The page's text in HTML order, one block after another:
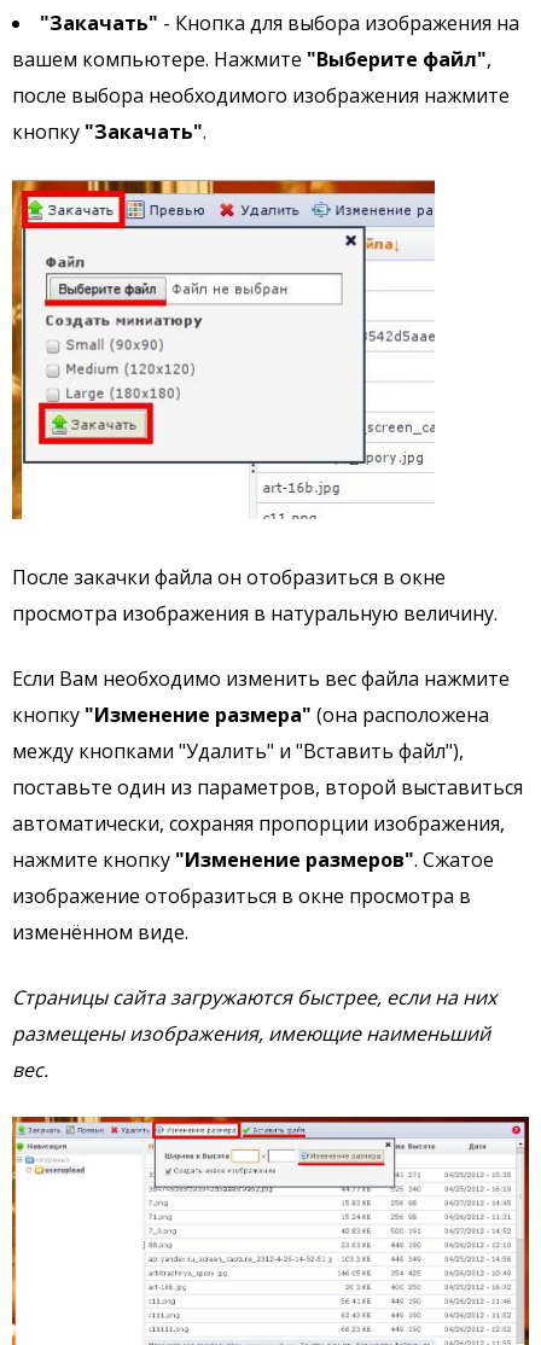
"Закачать" - Кнопка для выбора изображения на
вашем компьютере. Нажмите "Выберите файл",
после выбора необходимого изображения нажмите
кнопку "Закачать".
После закачки файла он отобразиться в окне
просмотра изображения в натуральную величину.
Если Вам необходимо изменить вес файла нажмите
кнопку "Изменение размера" (она расположена
между кнопками "Удалить" и "Вставить файл"),
поставьте один из параметров, второй выставиться
автоматически, сохраняя пропорции изображения,
нажмите кнопку "Изменение размеров". Сжатое
изображение отобразиться в окне просмотра в
изменённом виде.
Страницы сайта загружаются быстрее, если на них
размещены изображения, имеющие наименьший
вес.